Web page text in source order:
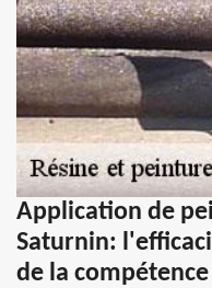
Application de
Saturnin:
de la